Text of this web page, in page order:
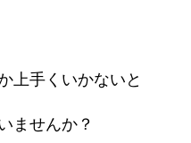
上手くいかないと
ませんか？